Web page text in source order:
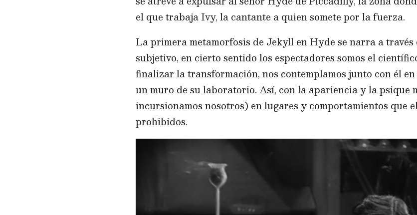
el que trabaja Ivy, la cantante a quien somete por la fuerza.
La primera metamorfosis de Jekyll en Hyde se narra a
subjetivo, en cierto sentido los espectadores somos el
finalizar la transformación, nos contemplamos junto con él en
un muro de su laboratorio. Así, con la apariencia y la psique
incursionamos nosotros) en lugares y comportamientos que
prohibidos.